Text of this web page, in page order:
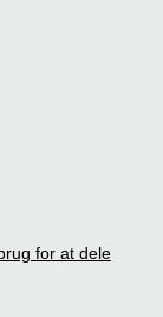
for at dele